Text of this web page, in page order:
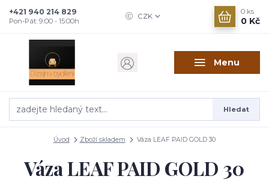
Menu
CZK
Hledat
+421 940 214 829
Pon-Pát: 9:00 - 15:00h
0 ks
0 Kč
Úvod Zboží skladem Váza LEAF PAID GOLD 30
Váza LEAF PAID GOLD 30